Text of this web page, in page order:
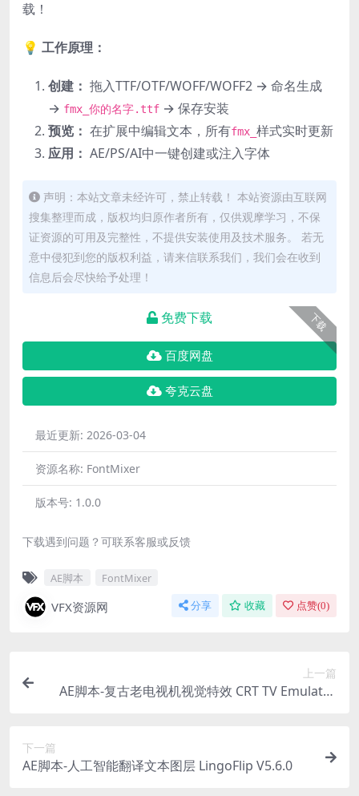
载！
💡 工作原理：
创建： 拖入TTF/OTF/WOFF/WOFF2 → 命名生成
→ fmx_你的名字.ttf → 保存安装
预览： 在扩展中编辑文本，所有fmx_ 样式实时更新
应用： AE/PS/AI中一键创建或注入字体
声明：本站文章未经许可，禁止转载！ 本站资源由互联网
搜集整理而成，版权均归原作者所有，仅供观摩学习，不保
证资源的可用及完整性，不提供安装使用及技术服务。 若无
意中侵犯到您的版权利益，请来信联系我们，我们会在收到
信息后会尽快给予处理！
下载
免费下载
百度网盘
夸克云盘
最近更新: 2026-03-04
资源名称: FontMixer
版本号: 1.0.0
下载遇到问题？可联系客服或反馈
AE脚本 FontMixer
VFX资源网 分享 收藏 点赞(0)
上一篇
AE脚本-复古老电视机视觉特效 CRT TV Emulator
下一篇
AE脚本-人工智能翻译文本图层 LingoFlip V5.6.0